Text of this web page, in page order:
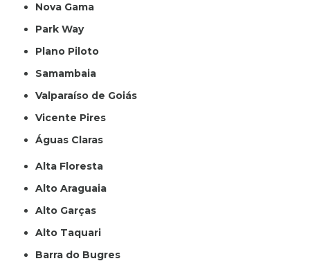
Nova Gama
Park Way
Plano Piloto
Samambaia
Valparaíso de Goiás
Vicente Pires
Águas Claras
Alta Floresta
Alto Araguaia
Alto Garças
Alto Taquari
Barra do Bugres